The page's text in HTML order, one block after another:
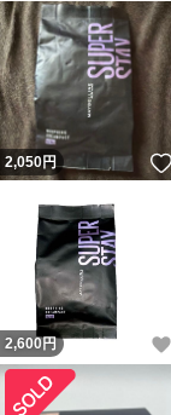
2,050円
2,600 円